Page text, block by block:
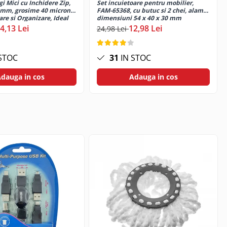
Asigurati-va ca falcile sunt bine pozitionate si
prinderea corecta a falcilor. Extractorul de rulmenti
de bricolaj care efectueaza lucrari de intretinere sau
materialelor si la prelungirea duratei de viata a
Mici cu Inchidere Zip,
grosime 40 microni,
si Organizare, Ideal
Alimentare, Bijuterii si
Material Plastic de
Lei
in cos
Set incuietoare pentru mobilier,
FAM-65368, cu butuc si 2 chei, alama,
dimensiuni 54 x 40 x 30 mm
24,98 Lei12,98 Lei
31 IN STOC
Adauga in cos